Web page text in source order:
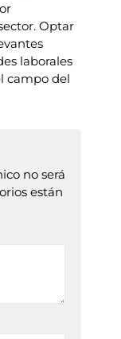
Optar
laborales
campo del
no será
están